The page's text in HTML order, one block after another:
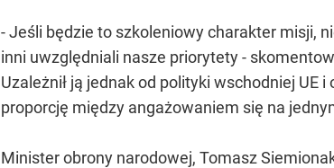
- Jeśli będzie to szkoleniowy charakter misji,
inni uwzględniali nasze priorytety -
Uzależnił ją jednak od polityki wschodniej
proporcję między angażowaniem się na
Minister obrony narodowej, Tomasz